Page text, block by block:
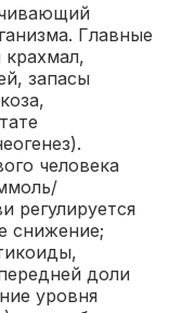
Главные
крахмал,
запасы
человека
регулируется
снижение;
доли
уровня